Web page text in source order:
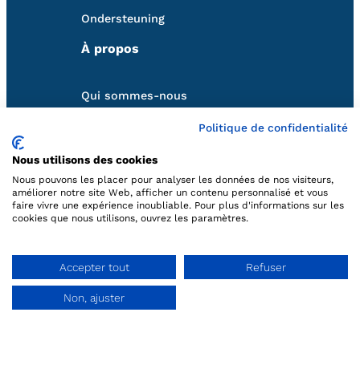
Demo aanvraag
Ondersteuning
À propos
Qui sommes-nous
Volg ons
hello@qweekle.com
Politique de confidentialité
Nous utilisons des cookies
Nous pouvons les placer pour analyser les données de nos visiteurs,
améliorer notre site Web, afficher un contenu personnalisé et vous
faire vivre une expérience inoubliable. Pour plus d'informations sur les
cookies que nous utilisons, ouvrez les paramètres.
Accepter tout Refuser
Non, ajuster